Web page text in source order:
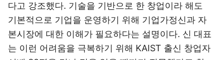
다고 강조했다. 기술을 기반으로 한 창업이라 해도
기본적으로 기업을 운영하기 위해 기업가정신과 자
본시장에 대한 이해가 필요하다는 설명이다. 신 대표
는 이런 어려움을 극복하기 위해 KAIST 출신 창업자